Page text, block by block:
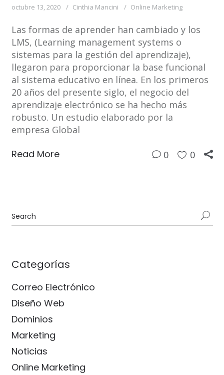
octubre 13, 2020 Cinthia Mancini Online Marketing
Las formas de aprender han cambiado y los
LMS, (Learning management systems o
sistemas para la gestión del aprendizaje),
llegaron para proporcionar la base funcional
al sistema educativo en línea. En los primeros
20 años del presente siglo, el negocio del
aprendizaje electrónico se ha hecho más
robusto. Un estudio elaborado por la
empresa Global
Read More 0 0
Categorías
Correo Electrónico
Diseño Web
Dominios
Marketing
Noticias
Online Marketing